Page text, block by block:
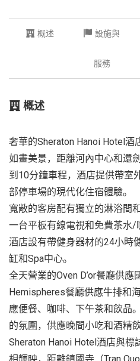
概述 設施與
服務
概述
奢華的Sheraton Hanoi Hotel
如畫美景，距離河內中心和還
到10分鐘車程，酒店提供帶室
部停車場的現代化住宿體驗。
寬敞的客房配有獨立的淋浴間
一台平板有線電視和免費茶水/
酒店設有帶健身器材的24小時
缸和Spa中心。
全天營業的Oven D’or餐廳供應
Hemispheres餐廳供應牛排和
應便餐、咖啡、下午茶和飲品
的氛圍，供應晚間小吃和酒精飲
Sheraton Hanoi Hotel酒店與
相輝映，距離鎮國寺（Tran